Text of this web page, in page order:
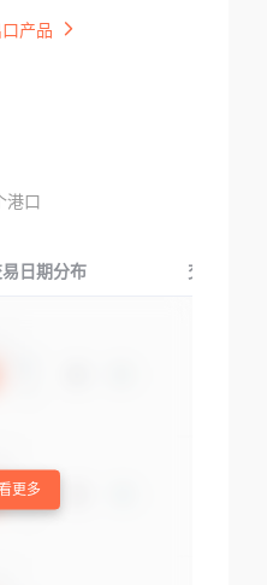
产品
港口
易日期分布 交易产品
更多